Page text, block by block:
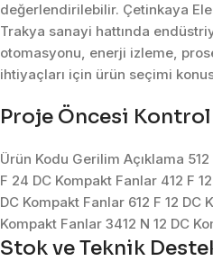
değerlendirilebilir. Çetinkaya
Trakya sanayi hattında
otomasyonu, enerji izleme,
ihtiyaçları için ürün seçimi
Proje Öncesi Kontrol
Ürün Kodu Gerilim Açıklama
F 24 DC Kompakt Fanlar 412 F
DC Kompakt Fanlar 612 F 12 DC
Kompakt Fanlar 3412 N 12 DC
Stok ve Teknik